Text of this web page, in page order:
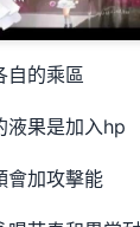
自的乘區
液果是加入hp
會加攻擊能